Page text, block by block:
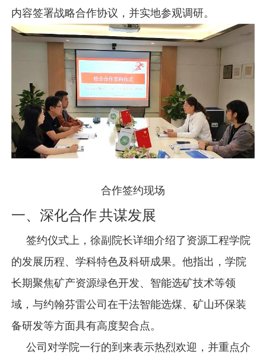
内容签署战略合作协议，并实地参观调研。
合作签约现场
一、深化合作共谋发展
签约仪式上，徐副院长详细介绍了资源工程学院
的发展历程、学科特色及科研成果。他指出，学院
长期聚焦矿产资源绿色开发、智能选矿技术等领
域，与约翰芬雷公司在干法智能选煤、矿山环保装
备研发等方面具有高度契合点。
公司对学院一行的到来表示热烈欢迎，并重点介